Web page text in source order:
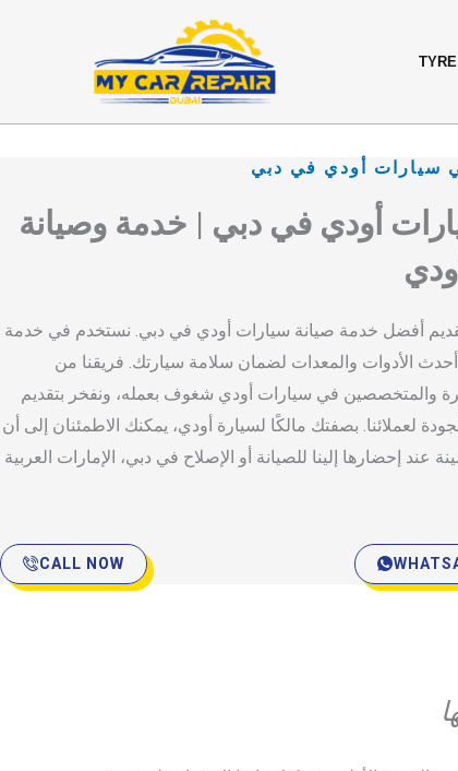
سيارات أودي في دبي
أودي في دبي | خدمة وصيانة
أفضل خدمة صيانة سيارات أودي في دبي. نستخدم في خدمة
أحدث الأدوات والمعدات لضمان سلامة سيارتك. فريقنا من
والمتخصصين في سيارات أودي شغوف بعمله، ونفخر بتقديم
لعملائنا. بصفتك مالكًا لسيارة أودي، يمكنك الاطمئنان إلى أن
عند إحضارها إلينا للصيانة أو الإصلاح في دبي، الإمارات العربية
CALL NOW